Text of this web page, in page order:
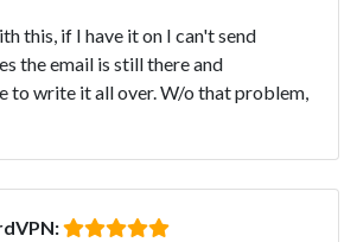
this, if I have it on I can't send
the email is still there and
to write it all over. W/o that problem,